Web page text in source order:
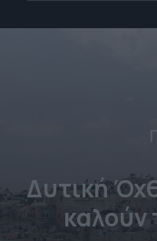
Δυτική
καλούν